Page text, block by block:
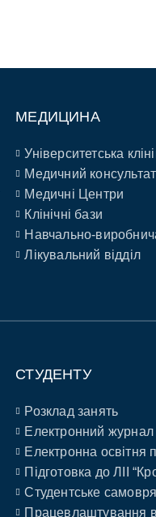
МЕДИЦИНА
Університетська
Медичний
Медичні Центри
Клінічні бази
Навчально-
Лікувальний відділ
СТУДЕНТУ
Розклад занять
Електронний журнал
Електронна освітня
Підготовка до ЛІІ
Студентське
Працевлаштування